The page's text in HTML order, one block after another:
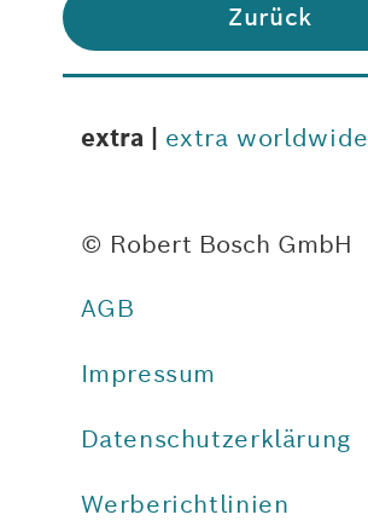
Zurück
extra | extra worldwide
© Robert Bosch GmbH
AGB
Impressum
Datenschutzerklärung
Werberichtlinien